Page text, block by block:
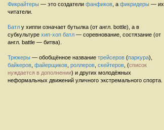
Фикрайтеры — это создатели фанфиков , а фикридеры — их
читатели.
Батл у хиппи означает бутылка (от англ. bottle), а в
субкультуре хип-хоп батл — соревнование, состязание (от
англ. battle — битва).
Трюкеры — обобщённое название трейсеров (паркура),
байкеров файерщиков роллеров скейтеров , (список
нуждается в дополнении) и других молодёжных
неформальных движений уличного экстремального спорта.